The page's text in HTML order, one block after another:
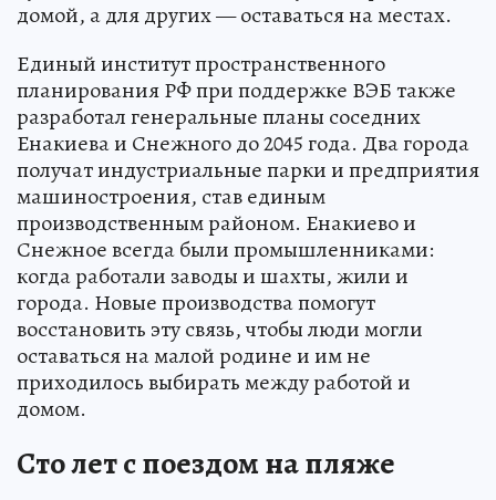
домой, а для других — оставаться на местах.
Единый институт пространственного
планирования РФ при поддержке ВЭБ также
разработал генеральные планы соседних
Енакиева и Снежного до 2045 года. Два города
получат индустриальные парки и предприятия
машиностроения, став единым
производственным районом. Енакиево и
Снежное всегда были промышленниками:
когда работали заводы и шахты, жили и
города. Новые производства помогут
восстановить эту связь, чтобы люди могли
оставаться на малой родине и им не
приходилось выбирать между работой и
домом.
Сто лет с поездом на пляже